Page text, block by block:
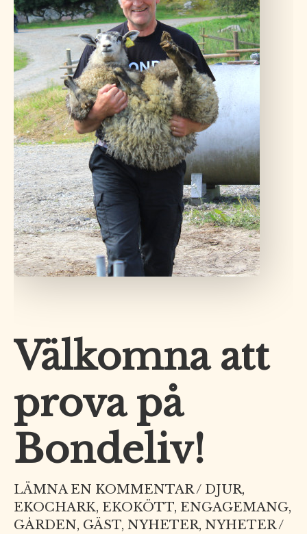
Välkomna att
prova på
Bondeliv!
LÄMNA EN KOMMENTAR/ DJUR,
EKOCHARK, EKOKÖTT, ENGAGEMANG,
GÅRDEN, GÄST, NYHETER, NYHETER/